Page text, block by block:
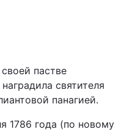
пастве
святителя
панагией.
1786 года (по новому